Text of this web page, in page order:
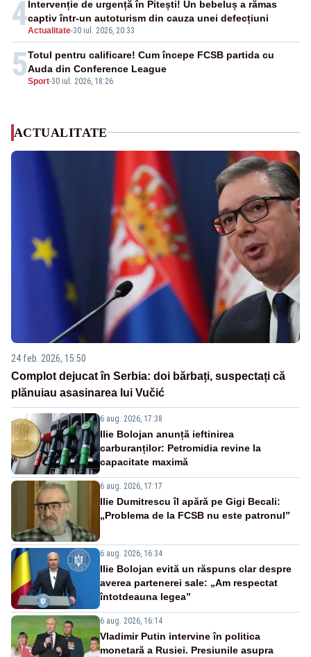
4Actualitate-30 iul. 2026, 20:33
Intervenție de urgență în Pitești! Un bebeluș a rămas
captiv într-un autoturism din cauza unei defecțiuni
5Sport-30 iul. 2026, 18:26
Totul pentru calificare! Cum începe FCSB partida cu
Auda din Conference League
ACTUALITATE
24 feb. 2026, 15:50
Complot dejucat în Serbia: doi bărbați, suspectați că
plănuiau asasinarea lui Vučić
6 aug. 2026, 17:38
Ilie Bolojan anunță ieftinirea
carburanților: Petromidia revine la
capacitate maximă
6 aug. 2026, 17:17
Ilie Dumitrescu îl apără pe Gigi Becali:
„Problema de la FCSB nu este patronul”
6 aug. 2026, 16:34
Ilie Bolojan evită un răspuns clar despre
averea partenerei sale: „Am respectat
întotdeauna legea”
6 aug. 2026, 16:14
Vladimir Putin intervine în politica
monetară a Rusiei. Presiunile asupra